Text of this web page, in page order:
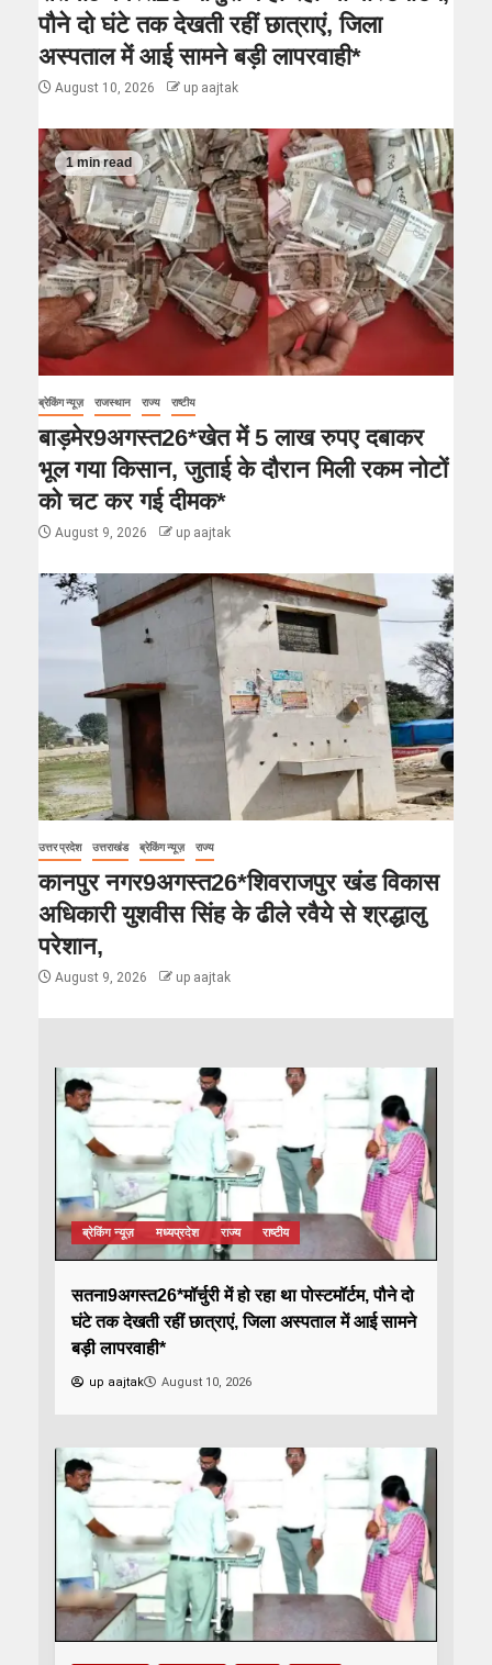
पौने दो घंटे तक देखती रहीं छात्राएं, जिला
अस्पताल में आई सामने बड़ी लापरवाही*
August 10, 2026 up aajtak
1 min read
ब्रेकिंग न्यूज़ राजस्थान राज्य राष्टीय
बाड़मेर9अगस्त26*खेत में 5 लाख रुपए दबाकर
भूल गया किसान, जुताई के दौरान मिली रकम नोटों
को चट कर गई दीमक*
August 9, 2026 up aajtak
उत्तर प्रदेश उत्तराखंड ब्रेकिंग न्यूज़ राज्य
कानपुर नगर9अगस्त26*शिवराजपुर खंड विकास
अधिकारी युशवीस सिंह के ढीले रवैये से श्रद्धालु
परेशान,
August 9, 2026 up aajtak
ब्रेकिंग न्यूज़ मध्यप्रदेश राज्य राष्टीय
सतना9अगस्त26*मॉर्चुरी में हो रहा था पोस्टमॉर्टम, पौने दो
घंटे तक देखती रहीं छात्राएं, जिला अस्पताल में आई सामने
बड़ी लापरवाही*
up aajtak August 10, 2026